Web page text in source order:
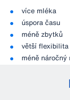
více mléka
úspora času
méně zbytků
větší
méně náročný